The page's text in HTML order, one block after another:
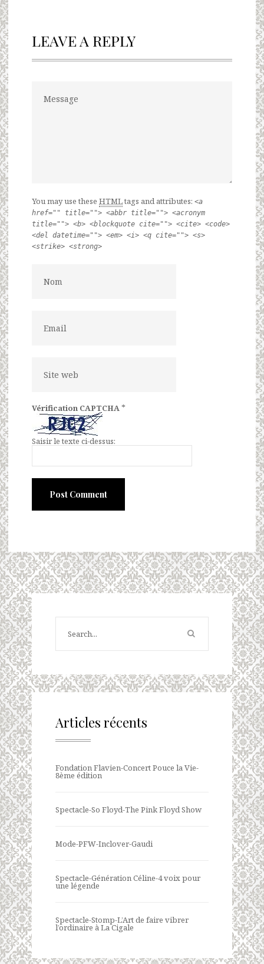
LEAVE A REPLY
You may use these HTMLtags and attributes: <a
href="" title=""> <abbr title=""> <acronym
title=""> <b> <blockquote cite=""> <cite> <code>
<del datetime=""> <em> <i> <q cite=""> <s>
<strike> <strong>
Vérification CAPTCHA*
Saisir le texte ci-dessus:
Articles récents
Fondation Flavien-Concert Pouce la Vie-
8ème édition
Spectacle-So Floyd-The Pink Floyd Show
Mode-PFW-Inclover-Gaudi
Spectacle-Génération Céline-4 voix pour
une légende
Spectacle-Stomp-L’Art de faire vibrer
l’ordinaire à La Cigale